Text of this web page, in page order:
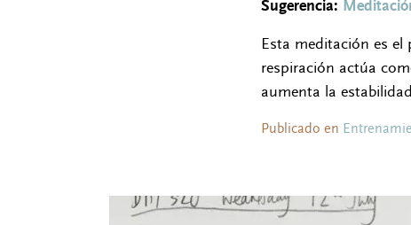
Sugerencia:
Esta meditación es
respiración actúa
aumenta la
Publicado en